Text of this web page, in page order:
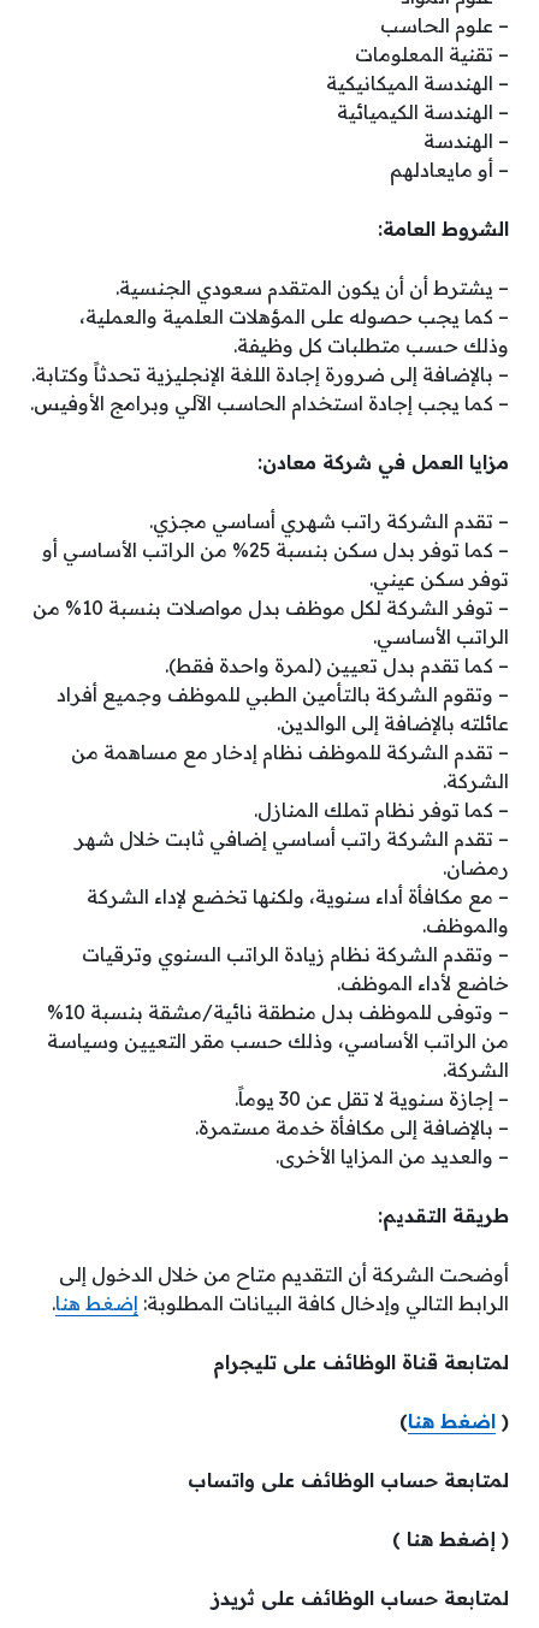
– علوم الحاسب
– تقنية المعلومات
– الهندسة الميكانيكية
– الهندسة الكيميائية
– الهندسة
– أو مايعادلهم
الشروط العامة:
– يشترط أن أن يكون المتقدم سعودي الجنسية.
– كما يجب حصوله على المؤهلات العلمية والعملية،
وذلك حسب متطلبات كل وظيفة.
– بالإضافة إلى ضرورة إجادة اللغة الإنجليزية تحدثاً وكتابة.
– كما يجب إجادة استخدام الحاسب الآلي وبرامج الأوفيس.
مزايا العمل في شركة معادن:
– تقدم الشركة راتب شهري أساسي مجزي.
– كما توفر بدل سكن بنسبة 25% من الراتب الأساسي أو
توفر سكن عيني.
– توفر الشركة لكل موظف بدل مواصلات بنسبة 10% من
الراتب الأساسي.
– كما تقدم بدل تعيين (لمرة واحدة فقط).
– وتقوم الشركة بالتأمين الطبي للموظف وجميع أفراد
عائلته بالإضافة إلى الوالدين.
– تقدم الشركة للموظف نظام إدخار مع مساهمة من
الشركة.
– كما توفر نظام تملك المنازل.
– تقدم الشركة راتب أساسي إضافي ثابت خلال شهر
رمضان.
– مع مكافأة أداء سنوية، ولكنها تخضع لإداء الشركة
والموظف.
– وتقدم الشركة نظام زيادة الراتب السنوي وترقيات
خاضع لأداء الموظف.
– وتوفى للموظف بدل منطقة نائية/مشقة بنسبة 10%
من الراتب الأساسي، وذلك حسب مقر التعيين وسياسة
الشركة.
– إجازة سنوية لا تقل عن 30 يوماً.
– بالإضافة إلى مكافأة خدمة مستمرة.
– والعديد من المزايا الأخرى.
طريقة التقديم:
أوضحت الشركة أن التقديم متاح من خلال الدخول إلى
الرابط التالي وإدخال كافة البيانات المطلوبة: إضغط هنا.
لمتابعة قناة الوظائف على تليجرام
( اضغط هنا)
لمتابعة حساب الوظائف على واتساب
( إضغط هنا )
لمتابعة حساب الوظائف على ثريدز